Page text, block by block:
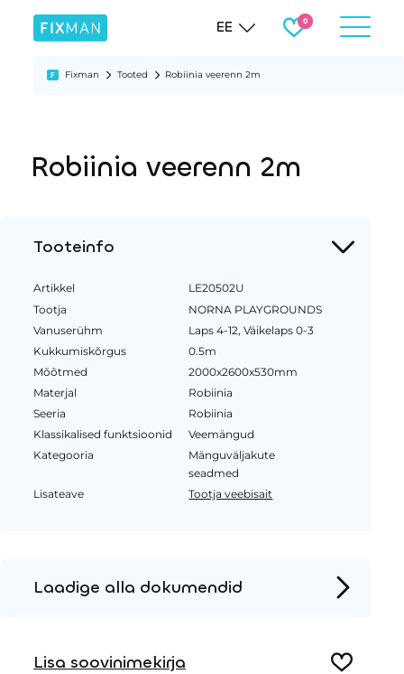
EE
Fixman Tooted Robiinia veerenn 2m
Robiinia veerenn 2m
Tooteinfo
Artikkel
LE20502U
Tootja
NORNA PLAYGROUNDS
Vanuserühm
Laps 4-12, Väikelaps 0-3
Kukkumiskõrgus
0.5m
Mõõtmed
2000x2600x530mm
Materjal
Robiinia
Seeria
Robiinia
Klassikalised funktsioonid
Veemängud
Kategooria
Mänguväljakute
seadmed
Lisateave
Tootja veebisait
Laadige alla dokumendid
Lisa soovinimekirja